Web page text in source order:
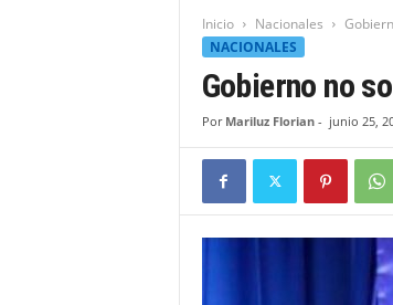
Inicio Nacionales
NACIONALES
Gobierno no
Por Mariluz Florian- junio 25,